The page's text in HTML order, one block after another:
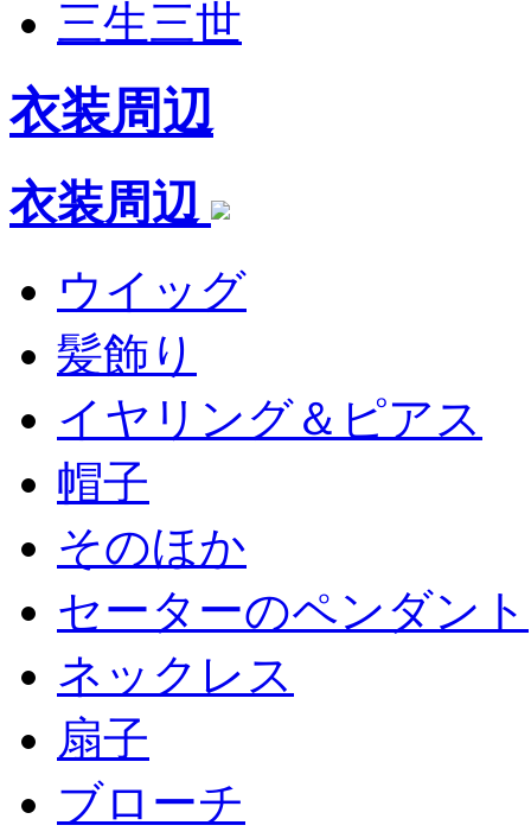
三生三世
衣装周辺
衣装周辺
ウイッグ
髪飾り
イヤリング＆ピアス
帽子
そのほか
セーターのペンダント
ネックレス
扇子
ブローチ